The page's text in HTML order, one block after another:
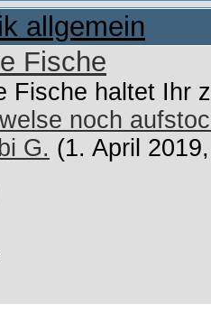
allgemein
Fische
Fische haltet Ihr
noch
G. (1. April